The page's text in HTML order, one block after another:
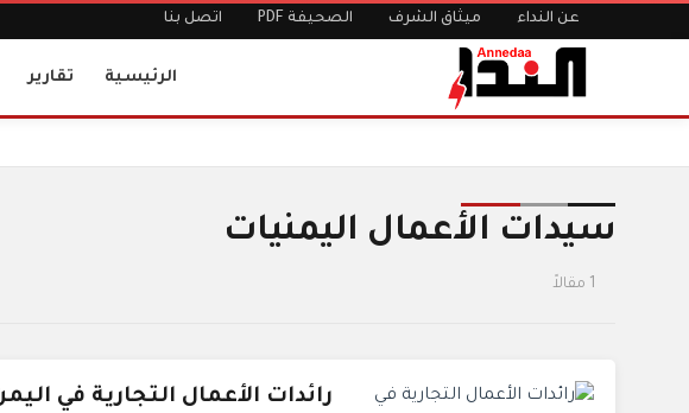
عن النداء ميثاق الشرف الصحيفة PDF اتصل بنا
الرئيسية تقارير
سيدات الأعمال اليمنيات
1 مقالاً
رائدات الأعمال التجارية في